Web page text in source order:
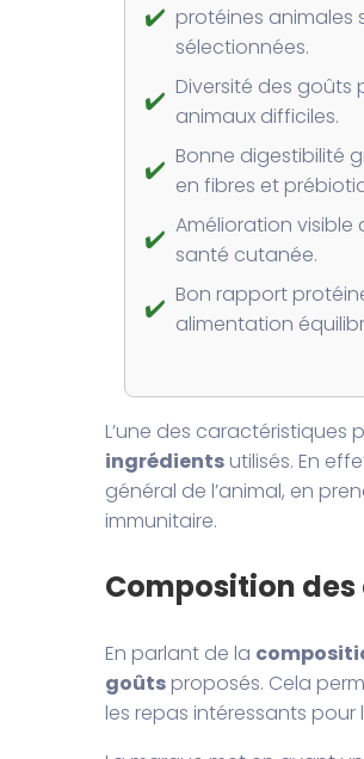
✔️ protéines animales
sélectionnées.
✔️ Diversité des goûts
animaux difficiles.
✔️ Bonne digestibilité
en fibres et
✔️ Amélioration
santé cutanée.
✔️ Bon rapport
alimentation
L’une des
ingrédientsutilisés. En
général de l’animal, en
immunitaire.
Composition
En parlant de la
goûtsproposés. Cela
les repas intéressants pour